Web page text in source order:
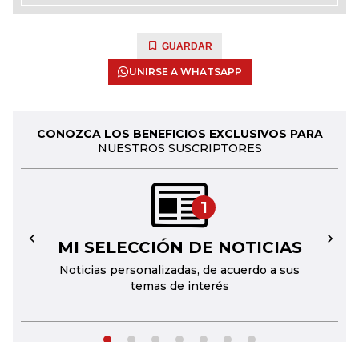
GUARDAR
UNIRSE A WHATSAPP
CONOZCA LOS BENEFICIOS EXCLUSIVOS PARA
NUESTROS SUSCRIPTORES
1
MI SELECCIÓN DE NOTICIAS
Noticias personalizadas, de acuerdo a sus
temas de interés
← →